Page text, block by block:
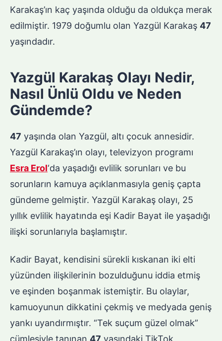
Karakaş’ın kaç yaşında olduğu da oldukça merak
edilmiştir. 1979 doğumlu olan Yazgül Karakaş 47
yaşındadır.
Yazgül Karakaş Olayı Nedir,
Nasıl Ünlü Oldu ve Neden
Gündemde?
47 yaşında olan Yazgül, altı çocuk annesidir.
Yazgül Karakaş’ın olayı, televizyon programı
Esra Erol‘da yaşadığı evlilik sorunları ve bu
sorunların kamuya açıklanmasıyla geniş çapta
gündeme gelmiştir. Yazgül Karakaş olayı, 25
yıllık evlilik hayatında eşi Kadir Bayat ile yaşadığı
ilişki sorunlarıyla başlamıştır.
Kadir Bayat, kendisini sürekli kıskanan iki elti
yüzünden ilişkilerinin bozulduğunu iddia etmiş
ve eşinden boşanmak istemiştir. Bu olaylar,
kamuoyunun dikkatini çekmiş ve medyada geniş
yankı uyandırmıştır. “Tek suçum güzel olmak”